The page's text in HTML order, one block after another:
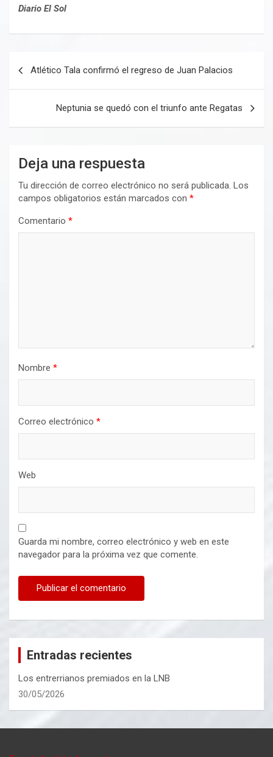
Diario El Sol
entradas
Atlético Tala confirmó el regreso de Juan Palacios
Neptunia se quedó con el triunfo ante Regatas
Deja una respuesta
Tu dirección de correo electrónico no será publicada. Los
campos obligatorios están marcados con *
Comentario *
Nombre *
Correo electrónico *
Web
Guarda mi nombre, correo electrónico y web en este
navegador para la próxima vez que comente.
Entradas recientes
Los entrerrianos premiados en la LNB
30/05/2026